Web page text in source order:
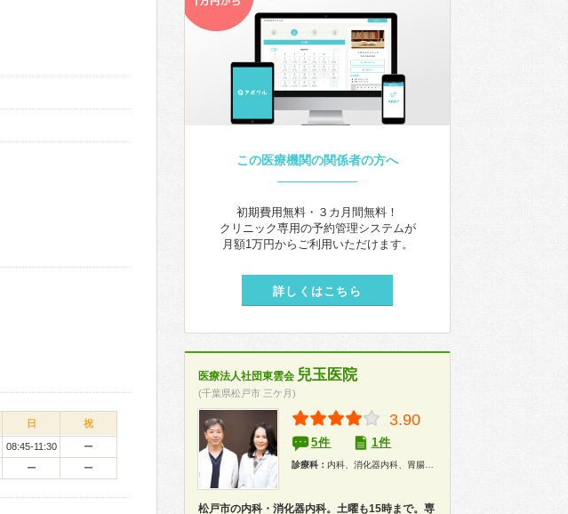
日 祝
08:45-11:30
ー
ー ー
この医療機関の関係者の方へ
初期費用無料・３カ月間無料！
クリニック専用の予約管理システムが
月額1万円からご利用いただけます。
詳しくはこちら
医療法人社団東雲会 兒玉医院
(千葉県松戸市 三ケ月)
3.90
5件 1件
診療科： 内科、消化器内科、胃腸科、外科、肛門科、内視鏡
松戸市の内科・消化器内科。土曜も15時まで。専